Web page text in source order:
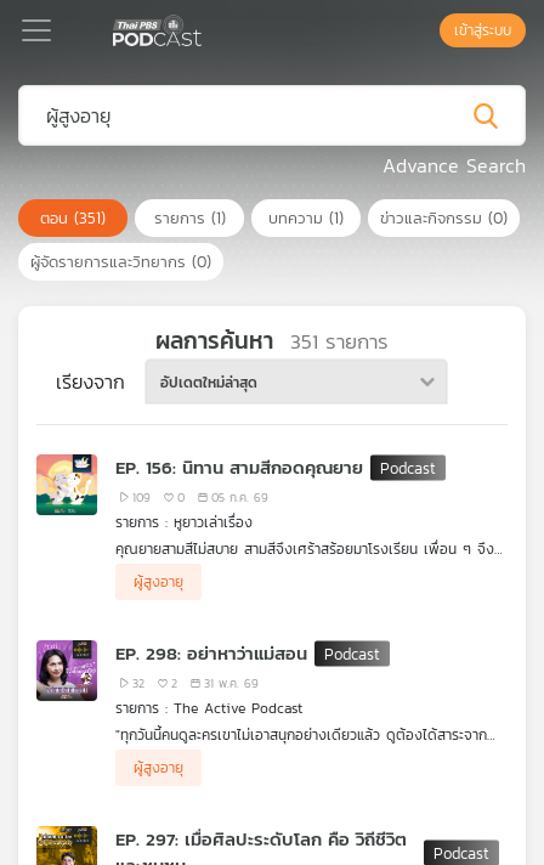
Podcast
เพล
ย์
ลิ
เพล
สต์
เพลง
ข่าว
และ
เข้าสู่ระบบ
Advance Search
ตอน (351) รายการ (1) บทความ (1) ข่าวและกิจกรรม (0)
ผู้จัดรายการและวิทยากร (0)
ผลการค้นหา 351 รายการ
เรียงจาก อัปเดตใหม่ล่าสุด
EP. 156: นิทาน สามสีกอดคุณยาย
109 0 05 ก.ค. 69
รายการ : หูยาวเล่าเรื่อง
คุณยายสามสีไม่สบาย สามสีจึงเศร้าสร้อยมาโรงเรียน เพื่อน ๆ จึง
ช่วยกันปลอบใจ สามสีบอกว่าสามสีกอดคุณยายทุกวันและจะกอดให้
มากขึ้น เพราะคุณยายรักและตามใจสามสีมาก สามสีคิดว่าไม่มีใครรัก
ผู้สูงอายุ
EP. 298: อย่าหาว่าแม่สอน
32 2 31 พ.ค. 69
รายการ : The Active Podcast
"ทุกวันนี้คนดูละครเขาไม่เอาสนุกอย่างเดียวแล้ว ดูต้องได้สาระจาก
ความบันเทิงด้วย ซึ่งการเอาบทกะเทยมาเล่นตลก โดนผู้ชายหลอก พี่
ว่ามันอาจจะเก่าไปแล้วในยุคนี้"
เป็นตัวแม่ที่แน่มาตั้งแต่ 26 ปีที่แล้ว สำหรับ "โกโก้" - กกกร เบญจาธิ
กูล หรือ "เจ๊เปีย" จากสตรีเหล็ก หนังไทยระดับตำนาน ที่เล่าเรื่อง
ทุกบทบาทผ่านการพิจารณาอย่างดี ว่าต้องไม่ด้อยค่ากลุ่มคนข้ามเพศ
เป็นต้นแบบให้กับคนรุ่นใหม่
ล่าสุดกับการกลับมาจับวอลเลย์บอลอีกครั้งกับ Project ของไทยพีบี
ผู้สูงอายุ
EP. 297: เมื่อศิลปะระดับโลก คือ วิถีชีวิต